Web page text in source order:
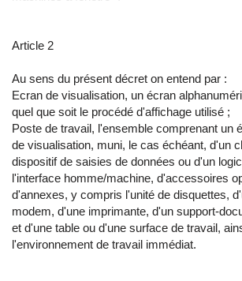
Article 2
Au sens du présent décret on entend par :
Ecran de visualisation, un écran
quel que soit le procédé d'affichage utilisé ;
Poste de travail, l'ensemble comprenant un
de visualisation, muni, le cas échéant, d'un
dispositif de saisies de données ou d'un
l'interface homme/machine, d'accessoires
d'annexes, y compris l'unité de disquettes,
modem, d'une imprimante, d'un support-
et d'une table ou d'une surface de travail,
l'environnement de travail immédiat.